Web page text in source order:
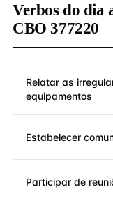
Verbos do dia
CBO 377220
Relatar as
equipamentos
Estabelecer
Participar de